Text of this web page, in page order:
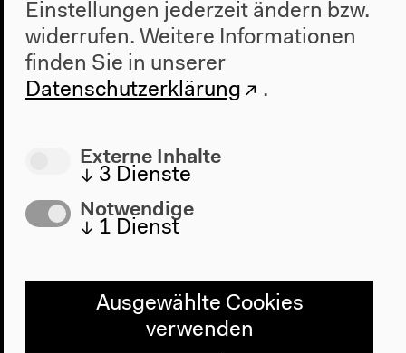
Modenschau:
Kinshasa Collection
Einstellungen jederzeit ändern bzw.
widerrufen. Weitere Informationen
finden Sie in unserer
Datenschutzerklärung
.
Externe Inhalte
↓ 3 Dienste
Notwendige
↓ 1 Dienst
Ausgewählte Cookies
verwenden